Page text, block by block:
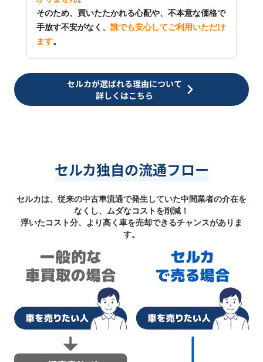
そのため、買いたたかれる心配や、不本意な価格で
手放す不安がなく、 誰でも安心してご利用いただけ
ます。
セルカが選ばれる理由について
詳しくはこちら
セルカ独自の流通フロー
セルカは、従来の中古車流通で発生していた中間業者の介在を
なくし、ムダなコストを削減！
浮いたコスト分、より高く車を売却できるチャンスがありま
す。